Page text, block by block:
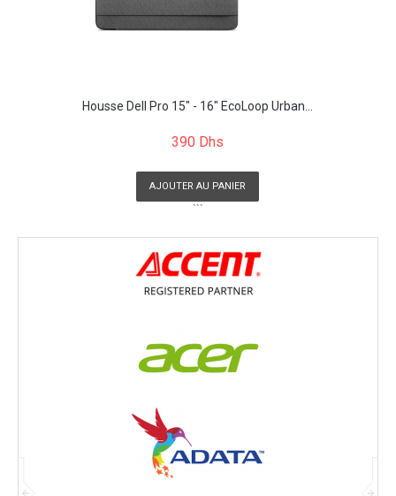
Housse Dell Pro 15" - 16" EcoLoop Urban...
390 Dhs
AJOUTER AU PANIER
```